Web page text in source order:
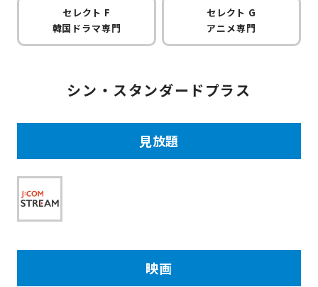
セレクト F
韓国ドラマ専門
セレクト G
アニメ専門
シン・スタンダードプラス
見放題
映画